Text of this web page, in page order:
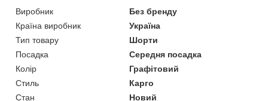
Виробник
Без бренду
Країна виробник
Україна
Тип товару
Шорти
Посадка
Середня посадка
Колір
Графітовий
Стиль
Карго
Стан
Новий